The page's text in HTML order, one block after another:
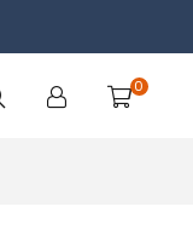
0